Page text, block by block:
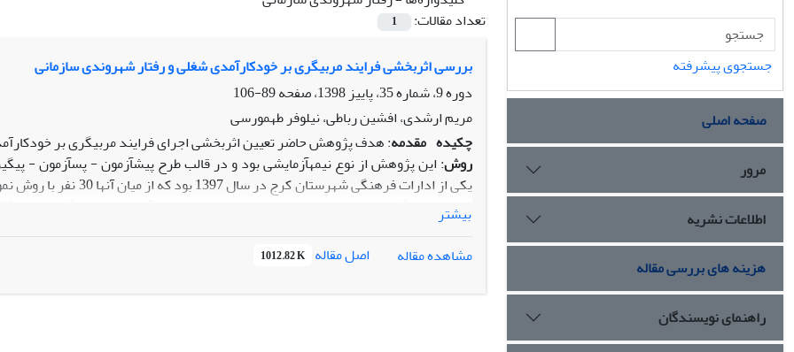
تعداد مقالات:
1
بررسی اثربخشی فرایند مربیگری بر خودکارآمدی شغلی و رفتار شهروندی سازمانی
دوره 9، شماره 35، پاییز 1398، صفحه
89-106
مریم ارشدی، افشین رباطی، نیلوفر طهمورسی
چکیده مقدمه: هدف پژوهش حاضر تعیین اثربخشی اجرای فرایند مربیگری بر
روش: این پژوهش از نوع نیمه­آزمایشی بود و در قالب طرح پیش­آزمون - پس­آزمون -
یکی از ادارات فرهنگی
مدل مربیگری GROW بود. جهت تجزیه و تحلیل داده­ها از روش تحلیل واریانس آمیخته استفاده شد.
یافته­ها
تحلیل­های دوره پیگیری نشان داد که این افزایش­ها با گذشت زمان پایدار هستند.
نتیجه­گیری: با توجه به نتایج پژوهش، آموزش دوره­های مربیگری جهت افزایش
بیشتر
مشاهده مقاله
اصل مقاله 1012.82 K
جستجوی پیشرفته
صفحه اصلی
مرور
اطلاعات نشریه
هزینه های بررسی مقاله
راهنمای نویسندگان